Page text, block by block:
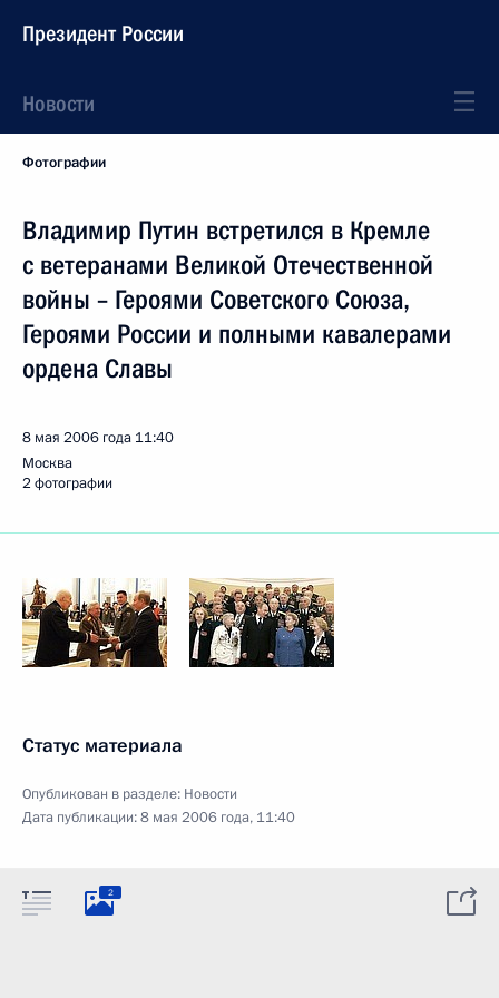
Президент России
Новости
Фотографии
Владимир Путин встретился в Кремле
с ветеранами Великой Отечественной
войны – Героями Советского Союза,
Героями России и полными кавалерами
ордена Славы
8 мая 2006 года 11:40
Москва
2 фотографии
Статус материала
Опубликован в разделе: Новости
Дата публикации:8 мая 2006 года, 11:40
2